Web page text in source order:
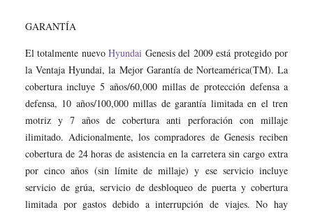
GARANTÍA
El totalmente nuevoHyundai Genesis del 2009 está protegido por
la Ventaja Hyundai, la Mejor Garantía de Norteamérica(TM). La
cobertura incluye 5 años/60,000 millas de protección defensa a
defensa, 10 años/100,000 millas de garantía limitada en el tren
motriz y 7 años de cobertura anti perforación con millaje
ilimitado. Adicionalmente, los compradores de Genesis reciben
cobertura de 24 horas de asistencia en la carretera sin cargo extra
por cinco años (sin límite de millaje) y ese servicio incluye
servicio de grúa, servicio de desbloqueo de puerta y cobertura
limitada por gastos debido a interrupción de viajes. No hay